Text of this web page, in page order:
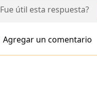
Fue útil esta respuesta?
Agregar un comentario